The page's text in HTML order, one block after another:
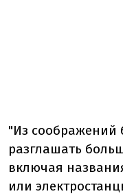
"Из соображений
разглашать
включая
или